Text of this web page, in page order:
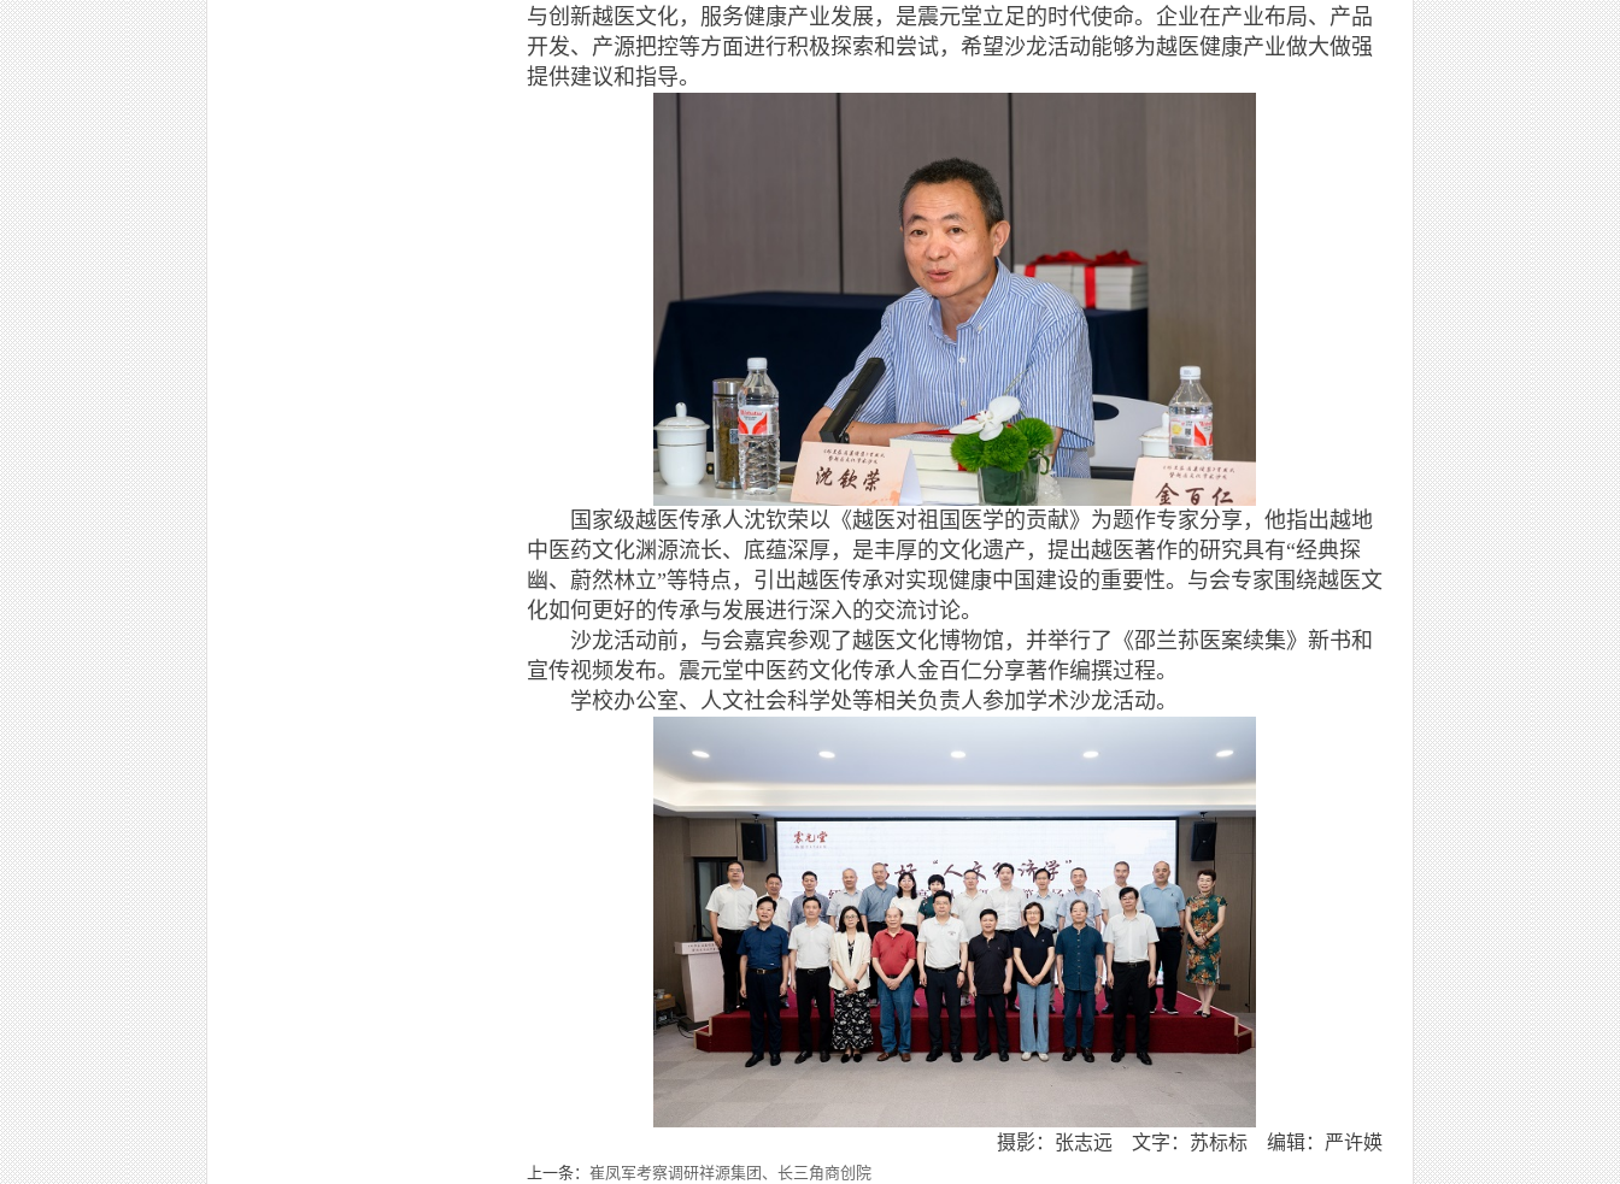
与创新越医文化，服务健康产业发展，是震元堂立足的时代使命。企业在产业布局、产品
开发、产源把控等方面进行积极探索和尝试，希望沙龙活动能够为越医健康产业做大做强
提供建议和指导。
国家级越医传承人沈钦荣以《越医对祖国医学的贡献》为题作专家分享，他指出越地
中医药文化渊源流长、底蕴深厚，是丰厚的文化遗产，提出越医著作的研究具有“经典探
幽、蔚然林立”等特点，引出越医传承对实现健康中国建设的重要性。与会专家围绕越医文
化如何更好的传承与发展进行深入的交流讨论。
沙龙活动前，与会嘉宾参观了越医文化博物馆，并举行了《邵兰荪医案续集》新书和
宣传视频发布。震元堂中医药文化传承人金百仁分享著作编撰过程。
学校办公室、人文社会科学处等相关负责人参加学术沙龙活动。
摄影：张志远 文字：苏标标 编辑：严许媖
上一条： 崔凤军考察调研祥源集团、长三角商创院